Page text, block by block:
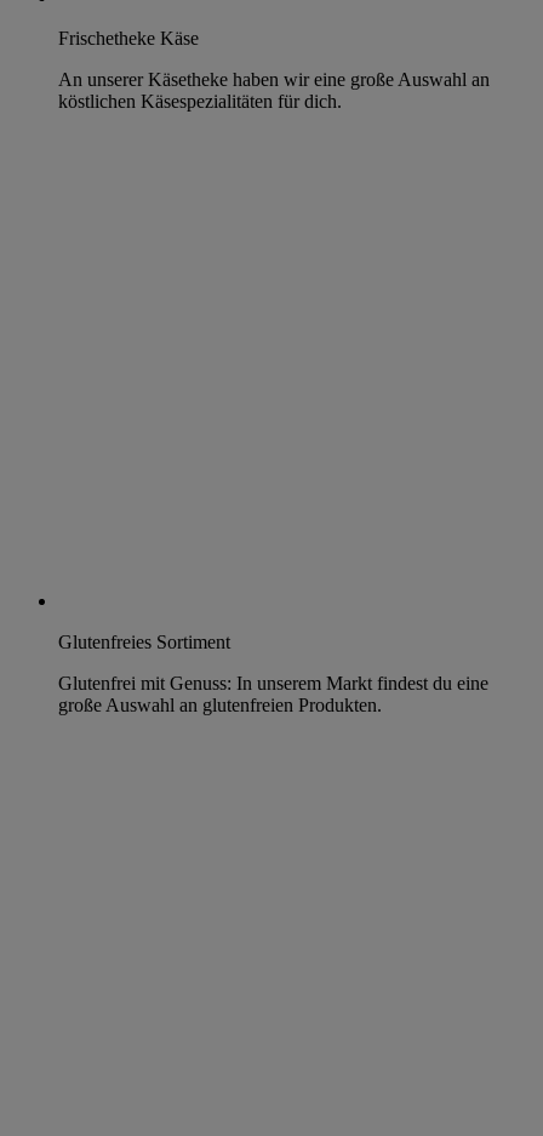
Frischetheke Käse
An unserer Käsetheke haben wir eine große Auswahl an
köstlichen Käsespezialitäten für dich.
Glutenfreies Sortiment
Glutenfrei mit Genuss: In unserem Markt findest du eine
große Auswahl an glutenfreien Produkten.